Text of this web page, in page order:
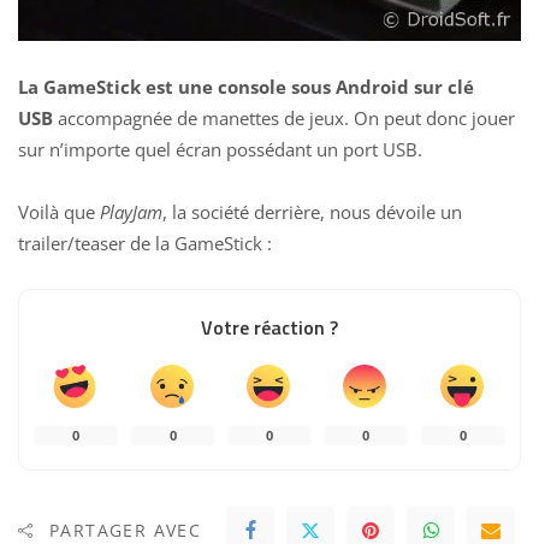
La GameStick est une console sous Android sur clé
USB accompagnée de manettes de jeux. On peut donc jouer
sur n’importe quel écran possédant un port USB.
Voilà que PlayJam, la société derrière, nous dévoile un
trailer/teaser de la GameStick :
Votre réaction ?
0 0 0 0 0
PARTAGER AVEC